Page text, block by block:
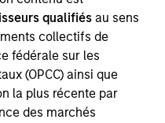
qualifiésau sens
collectifs de
fédérale sur les
(OPCC) ainsi que
la plus récente par
des marchés